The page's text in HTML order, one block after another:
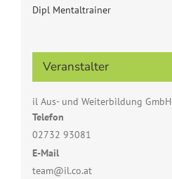
Dipl Mentaltrainer
Veranstalter
il Aus- und Weiterbildung GmbH
Telefon
02732 93081
E-Mail
team@il.co.at